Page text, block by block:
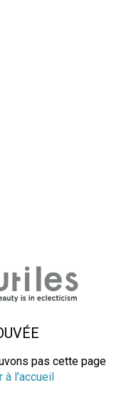
pas cette page
à l'accueil